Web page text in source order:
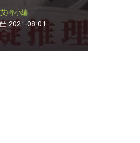
艾特小編
2021-08-01